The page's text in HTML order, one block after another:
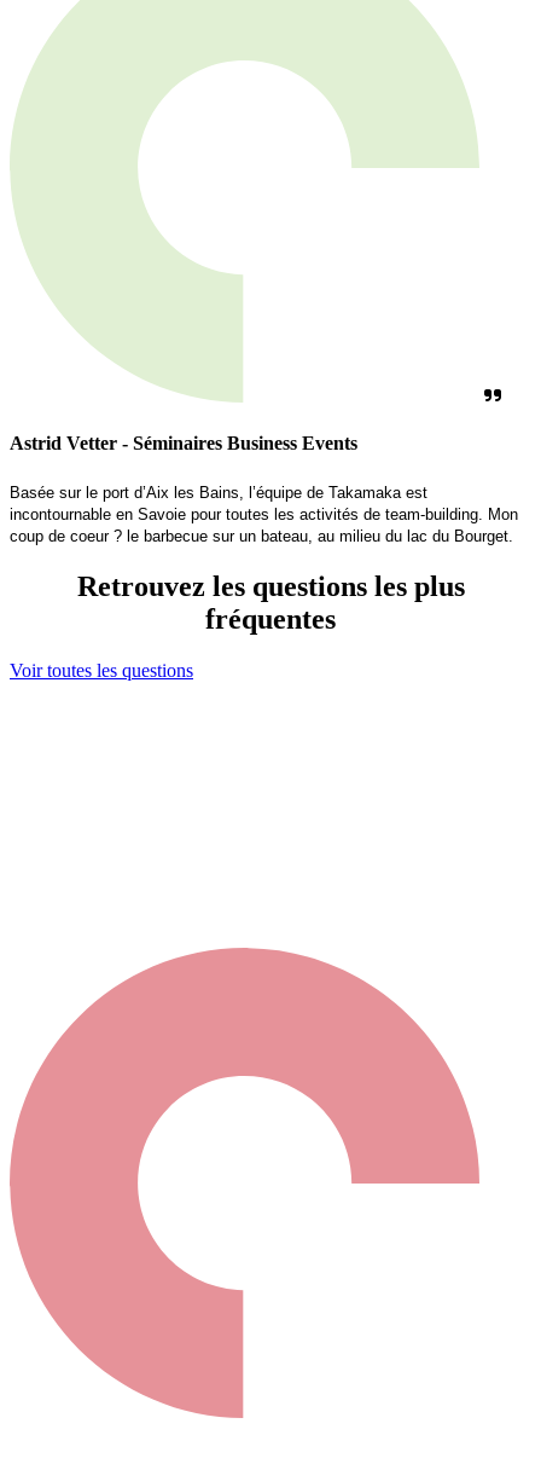
Astrid Vetter - Séminaires Business Events
Basée sur le port d’Aix les Bains, l’équipe de Takamaka est
incontournable en Savoie pour toutes les activités de team-building. Mon
coup de coeur ? le barbecue sur un bateau, au milieu du lac du Bourget.
Retrouvez les questions les plus
fréquentes
Voir toutes les questions